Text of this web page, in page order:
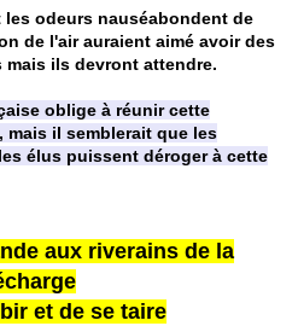
odeurs nauséabondent de
de l'air auraient aimé avoir des
ils devront attendre.
oblige à réunir cette
mais il semblerait que les
élus puissent déroger à cette
aux riverains de la
et de se taire